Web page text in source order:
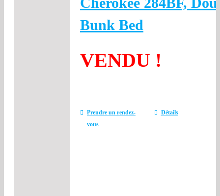
Bunk Bed
VENDU !
Prendre un rendez-
vous
Détails